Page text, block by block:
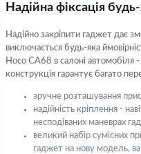
Надійна фіксація
Надійно закріпити гаджет дає
виключається будь-яка
Hoco CA68 в салоні автомобіля
конструкція гарантує багато
зручне розташування
надійність кріплення -
несподіваних маневрах
великий набір сумісних
гаджет на нову модель,